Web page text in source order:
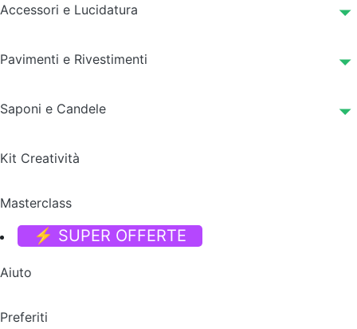
Accessori e Lucidatura
Pavimenti e Rivestimenti
Saponi e Candele
Kit Creatività
Masterclass
⚡ SUPER OFFERTE
Aiuto
Preferiti